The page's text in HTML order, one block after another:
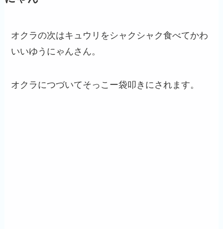
オクラの次はキュウリをシャクシャク食べてかわ
いいゆうにゃんさん。
オクラにつづいてそっこー袋叩きにされます。